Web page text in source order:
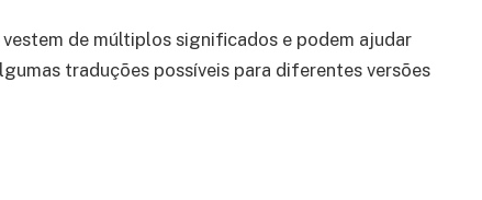
de múltiplos significados e podem ajudar
traduções possíveis para diferentes versões